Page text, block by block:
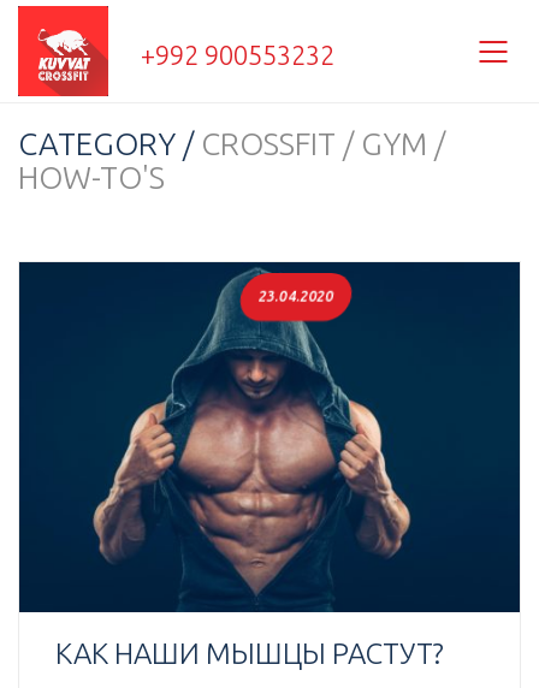
+992 900553232
CATEGORY / CROSSFIT / GYM /
HOW-TO'S
КАК НАШИ МЫШЦЫ РАСТУТ?
23.04.2020